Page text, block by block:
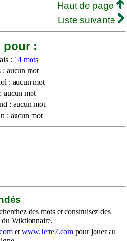
Haut de page
Liste suivante
pour :
: 14 mots
: aucun mot
: aucun mot
aucun mot
: aucun mot
: aucun mot
des mots et construisez des
du Wiktionnaire.
et www.Jette7.com pour jouer au